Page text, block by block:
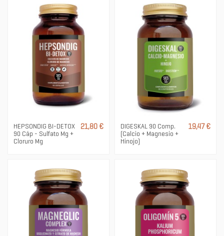
HEPSONDIG BI-DETOX
90 Cáp - Sulfato Mg +
Cloruro Mg
21,80 €
DIGESKAL 90 Comp.
(Calcio + Magnesio +
Hinojo)
19,47 €